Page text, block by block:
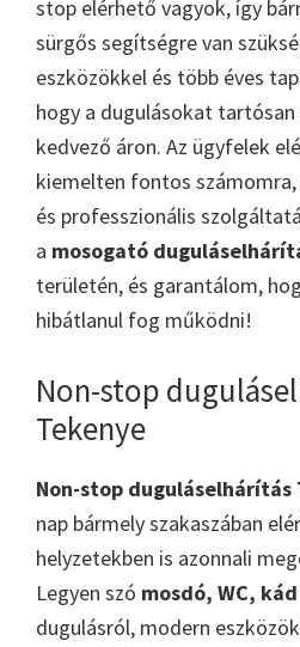
stop elérhető vagyok, így
sürgős segítségre van
eszközökkel és több éves
hogy a dugulásokat
kedvező áron. Az ügyfelek
kiemelten fontos
és professzionális
a mosogató
területén, és garantálom,
hibátlanul fog működni!
Non-stop
Tekenye
Non-stop duguláselhárítás
nap bármely szakaszában
helyzetekben is azonnali
Legyen szó mosdó, WC,
dugulásról, modern